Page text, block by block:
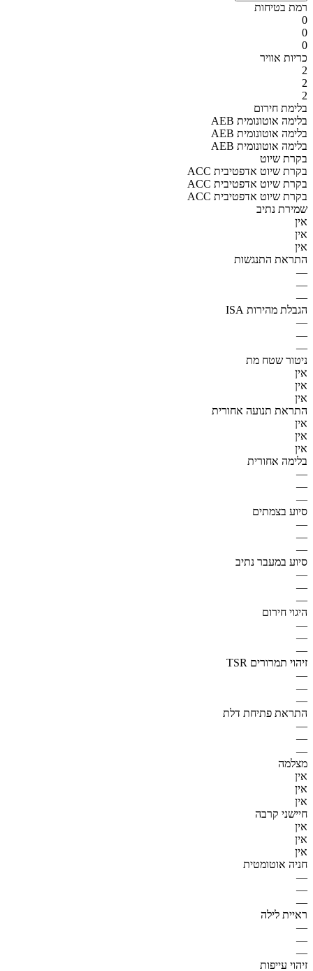
רמת בטיחות
0
0
0
כריות אוויר
2
2
2
בלימת חירום
AEB בלימה אוטונומית
AEB בלימה אוטונומית
AEB בלימה אוטונומית
בקרת שיוט
ACC בקרת שיוט אדפטיבית
ACC בקרת שיוט אדפטיבית
ACC בקרת שיוט אדפטיבית
שמירת נתיב
אין
אין
אין
התראת התנגשות
—
—
—
הגבלת מהירות ISA
—
—
—
ניטור שטח מת
אין
אין
אין
התראת תנועה אחורית
אין
אין
אין
בלימה אחורית
—
—
—
סיוע בצמתים
—
—
—
סיוע במעבר נתיב
—
—
—
היגוי חירום
—
—
—
זיהוי תמרורים TSR
—
—
—
התראת פתיחת דלת
—
—
—
מצלמה
אין
אין
אין
חיישני קרבה
אין
אין
אין
חניה אוטומטית
—
—
—
ראיית לילה
—
—
—
זיהוי עייפות